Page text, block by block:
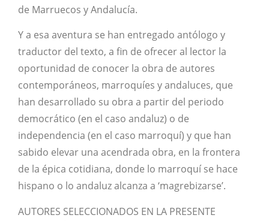
de Marruecos y Andalucía.
Y a esa aventura se han entregado antólogo y
traductor del texto, a fin de ofrecer al lector la
oportunidad de conocer la obra de autores
contemporáneos, marroquíes y andaluces, que
han desarrollado su obra a partir del periodo
democrático (en el caso andaluz) o de
independencia (en el caso marroquí) y que han
sabido elevar una acendrada obra, en la frontera
de la épica cotidiana, donde lo marroquí se hace
hispano o lo andaluz alcanza a ‘magrebizarse’.
AUTORES SELECCIONADOS EN LA PRESENTE